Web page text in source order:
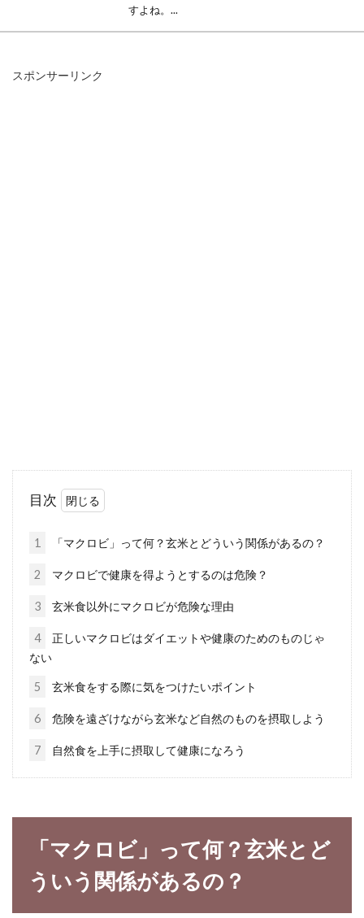
すよね。...
るのに玄米なら大丈夫！？
もう炊飯で失敗しない！米と水の量
ご飯をおいしく炊くために重要となるのが水の
量です。水の量を間違えると、炊いたご飯がべ
果！血圧を下げるって本当？
高齢化社会を迎え、食生活の改善に注目が集ま
っています。中でも日本人の食の根幹とも言え
スポンサーリンク
目次
1 「マクロビ」って何？玄米とどういう関係があるの？
2 マクロビで健康を得ようとするのは危険？
3 玄米食以外にマクロビが危険な理由
4
正しいマクロビはダイエットや健康のためのものじゃ
ない
5 玄米食をする際に気をつけたいポイント
6 危険を遠ざけながら玄米など自然のものを摂取しよう
7 自然食を上手に摂取して健康になろう
「マクロビ」って何？玄米とど
ういう関係があるの？